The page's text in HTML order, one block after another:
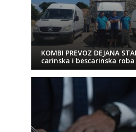
KOMBI PREVOZ DEJANA
carinska i bescarinska roba